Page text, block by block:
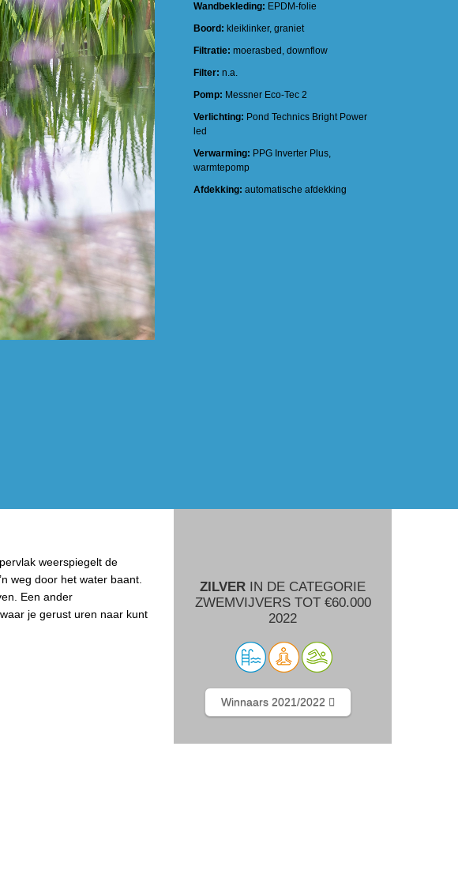
Wandbekleding: EPDM-folie
Boord: kleiklinker, graniet
Filtratie: moerasbed, downflow
Filter: n.a.
Pomp: Messner Eco-Tec 2
Verlichting: Pond Technics Bright Power
led
Verwarming: PPG Inverter Plus,
warmtepomp
Afdekking: automatische afdekking
weerspiegelt de
weg door het water baant.
Een ander
je gerust uren naar kunt
ZILVER IN DE CATEGORIE
ZWEMVIJVERS TOT €60.000
2022
Winnaars 2021/2022